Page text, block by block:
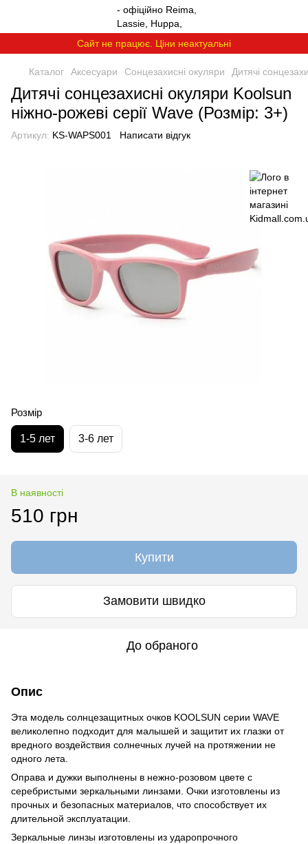
Сайт не працює. Ціни неактуальні
Каталог Аксесуари Сонцезахисні окуляри Дитячі
Дитячі сонцезахисні окуляри Koolsun
ніжно-рожеві серії Wave (Розмір: 3+)
Артикул: KS-WAPS001 Написати відгук
Розмір
1-5 лет 3-6 лет
В наявності
510 грн
Купити
Замовити швидко
До обраного
Опис
Эта модель солнцезащитных очков KOOLSUN серии WAVE
великолепно подходит для малышей и защитит их глазки от
вредного воздействия солнечных лучей на протяжении не
одного лета.
Оправа и дужки выполнены в нежно-розовом цвете с
серебристыми зеркальными линзами. Очки изготовлены из
прочных и безопасных материалов, что способствует их
длительной эксплуатации.
Зеркальные линзы изготовлены из ударопрочного